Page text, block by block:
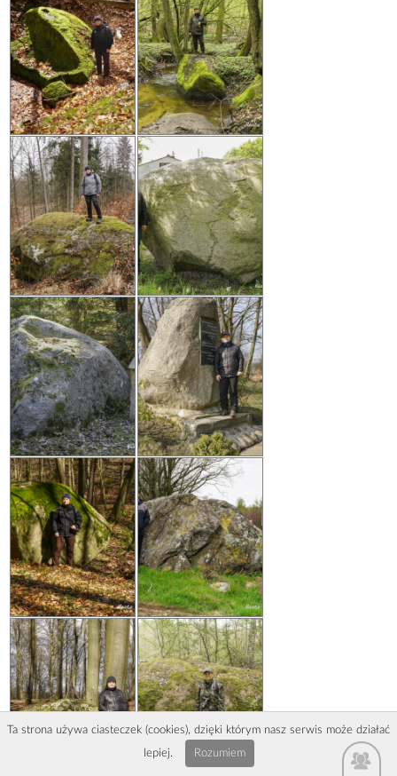
Ta strona używa ciasteczek (cookies), dzięki którym nasz serwis może działać
lepiej.
Rozumiem